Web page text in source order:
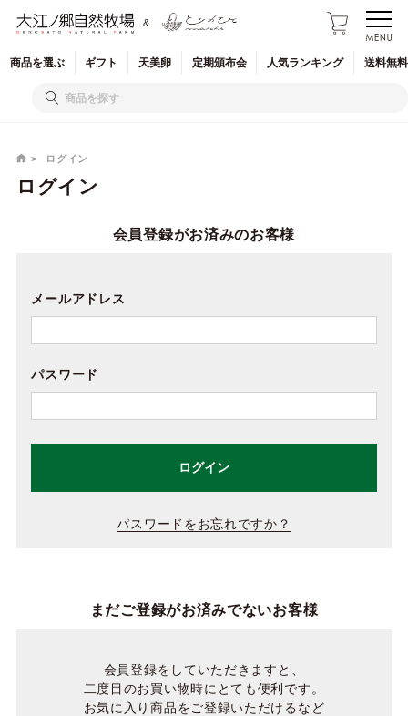
&
商品を選ぶ ギフト 天美卵 定期頒布会 人気ランキング 送料無
ログイン
ログイン
会員登録がお済みのお客様
メールアドレス
パスワード
ログイン
パスワードをお忘れですか？
まだご登録がお済みでないお客様
会員登録をしていただきますと、
二度目のお買い物時にとても便利です。
お気に入り商品をご登録いただけるなど